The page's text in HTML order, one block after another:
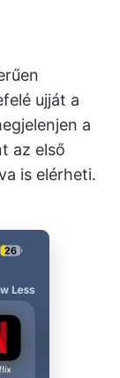
ujját a
a
az első
is elérheti.